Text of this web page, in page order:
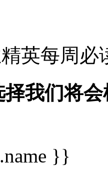
英每周
择我们将
}}